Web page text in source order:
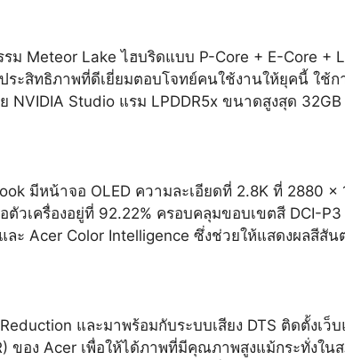
Meteor Lake ไฮบริดแบบ P-Core + E-Core +
ะสิทธิภาพที่ดีเยี่ยมตอบโจทย์คนใช้งานให้ยุคนี้ ใช้ก
NVIDIA Studio แรม LPDDR5x ขนาดสูงสุด
มีหน้าจอ OLED ความละเอียดที่ 2.8K ที่ 2880
วเครื่องอยู่ที่ 92.22% ครอบคลุมขอบเขตสี DCI-
ะ Acer Color Intelligence ซึ่งช่วยให้แสดงผลสีสั
และมาพร้อมกับระบบเสียง DTS ติดตั้งเ
ของ Acer เพื่อให้ได้ภาพที่มีคุณภาพสูงแม้กระทั่งใ